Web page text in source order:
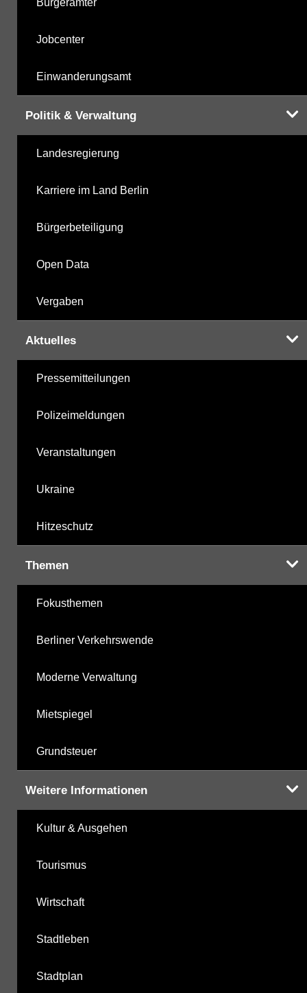
Jobcenter
Einwanderungsamt
Politik & Verwaltung
Landesregierung
Karriere im Land Berlin
Bürgerbeteiligung
Open Data
Vergaben
Aktuelles
Pressemitteilungen
Polizeimeldungen
Veranstaltungen
Ukraine
Hitzeschutz
Themen
Fokusthemen
Berliner Verkehrswende
Moderne Verwaltung
Mietspiegel
Grundsteuer
Weitere Informationen
Kultur & Ausgehen
Tourismus
Wirtschaft
Stadtleben
Stadtplan